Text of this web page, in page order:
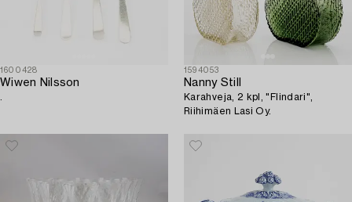
1600428
Wiwen Nilsson
1594053
Nanny Still
Karahveja, 2 kpl, "Flindari",
Riihimäen Lasi Oy.